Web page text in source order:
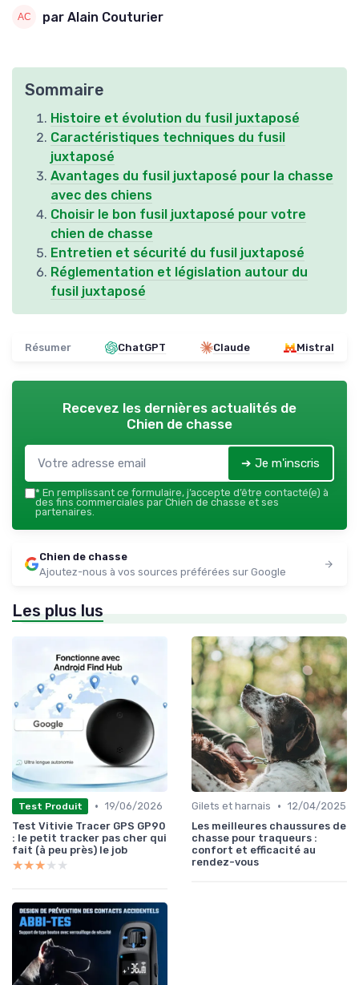
par Alain Couturier
Sommaire
Histoire et évolution du fusil juxtaposé
Caractéristiques techniques du fusil
juxtaposé
Avantages du fusil juxtaposé pour la chasse
avec des chiens
Choisir le bon fusil juxtaposé pour votre
chien de chasse
Entretien et sécurité du fusil juxtaposé
Réglementation et législation autour du
fusil juxtaposé
Résumer ChatGPT Claude Mistral
Recevez les dernières actualités de
Chien de chasse
➔ Je m'inscris
* En remplissant ce formulaire, j’accepte d’être contacté(e) à
des fins commerciales par Chien de chasse et ses
partenaires.
Chien de chasse
Ajoutez-nous à vos sources préférées sur Google
Les plus lus
Test Produit • 19/06/2026
Test Vitivie Tracer GPS GP90
: le petit tracker pas cher qui
fait (à peu près) le job
★★★★★
★★★★★
Gilets et harnais • 12/04/2025
Les meilleures chaussures de
chasse pour traqueurs :
confort et efficacité au
rendez-vous